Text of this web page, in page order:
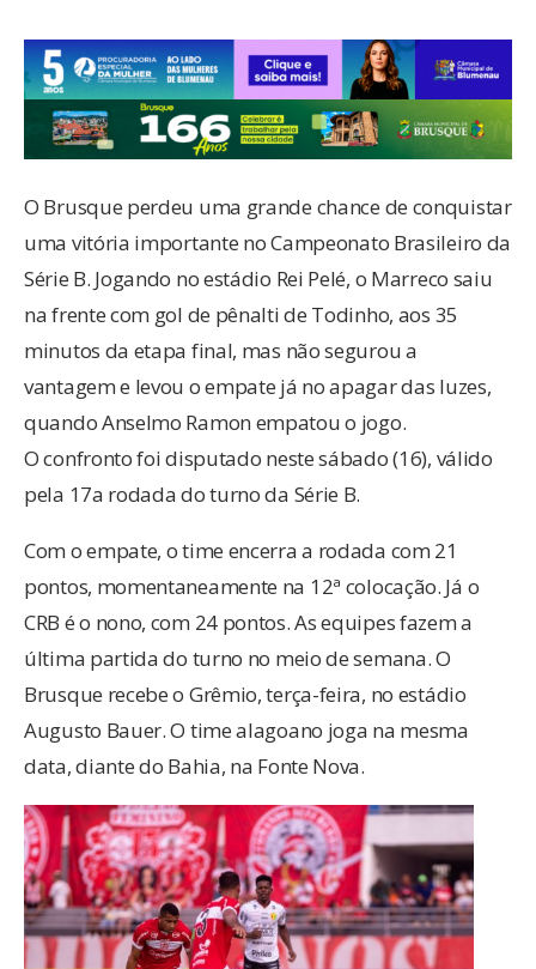
O Brusque perdeu uma grande chance de conquistar
uma vitória importante no Campeonato Brasileiro da
Série B. Jogando no estádio Rei Pelé, o Marreco saiu
na frente com gol de pênalti de Todinho, aos 35
minutos da etapa final, mas não segurou a
vantagem e levou o empate já no apagar das luzes,
quando Anselmo Ramon empatou o jogo.
O confronto foi disputado neste sábado (16), válido
pela 17a rodada do turno da Série B.
Com o empate, o time encerra a rodada com 21
pontos, momentaneamente na 12ª colocação. Já o
CRB é o nono, com 24 pontos. As equipes fazem a
última partida do turno no meio de semana. O
Brusque recebe o Grêmio, terça-feira, no estádio
Augusto Bauer. O time alagoano joga na mesma
data, diante do Bahia, na Fonte Nova.